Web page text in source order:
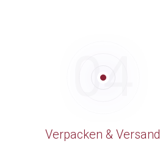
04
Verpacken & Versand